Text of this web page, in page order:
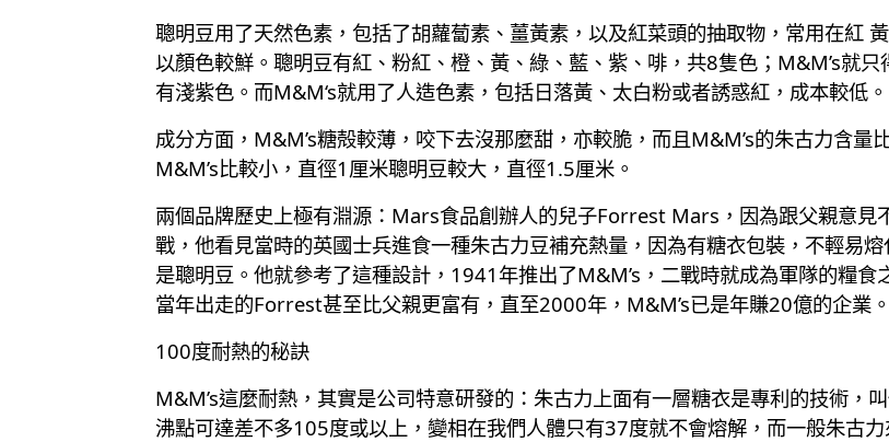
聰明豆用了天然色素，包括了胡蘿蔔素、薑黃素，以及紅菜頭的抽取物，常用在紅
以顏色較鮮。聰明豆有紅、粉紅、橙、黃、綠、藍、紫、啡，共8隻色；M&M’s就
有淺紫色。而M&M‘s就用了人造色素，包括日落黃、太白粉或者誘惑紅，成本較低。
成分方面，M&M’s糖殻較薄，咬下去沒那麼甜，亦較脆，而且M&M’s的朱古力含
M&M’s比較小，直徑1厘米聰明豆較大，直徑1.5厘米。
兩個品牌歷史上極有淵源：Mars食品創辦人的兒子Forrest Mars，因為跟父親意見
戰，他看見當時的英國士兵進食一種朱古力豆補充熱量，因為有糖衣包裝，不輕易
是聰明豆。他就參考了這種設計，1941年推出了M&M’s，二戰時就成為軍隊的糧
當年出走的Forrest甚至比父親更富有，直至2000年，M&M’s已是年賺20億的企業。
100度耐熱的秘訣
M&M’s這麼耐熱，其實是公司特意研發的：朱古力上面有一層糖衣是專利的技術，
沸點可達差不多105度或以上，變相在我們人體只有37度就不會熔解，而一般朱古